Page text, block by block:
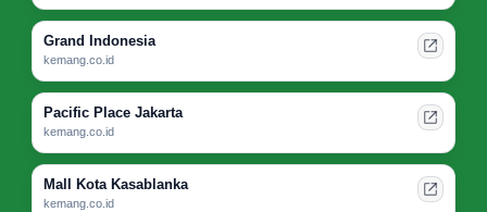
Grand Indonesia
kemang.co.id
Pacific Place Jakarta
kemang.co.id
Mall Kota Kasablanka
kemang.co.id